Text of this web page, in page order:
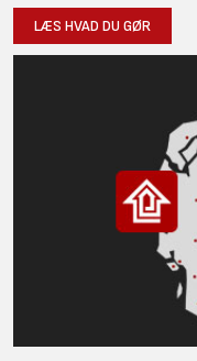
LÆS HVAD DU GØR